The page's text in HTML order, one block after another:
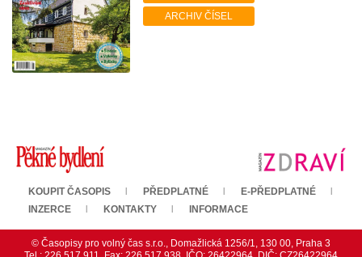
ARCHIV ČÍSEL
KOUPIT ČASOPIS PŘEDPLATNÉ
E-PŘEDPLATNÉ
INZERCE
KONTAKTY INFORMACE
© Časopisy pro volný čas s.r.o., Domažlická 1256/1, 130 00, Praha 3